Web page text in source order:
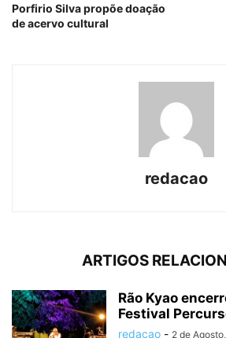
Porfirio Silva propõe doação
de acervo cultural
redacao
ARTIGOS
Rão Kyao
Festival
redacao - 2 de